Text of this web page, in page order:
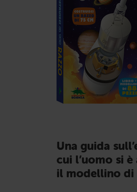
Una guida
cui l’uomo si
il modellino di